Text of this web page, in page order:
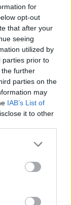
for
opt-out
that after your
seeing
utilized by
parties prior to
further
parties on the
may
IAB’s List of
it to other